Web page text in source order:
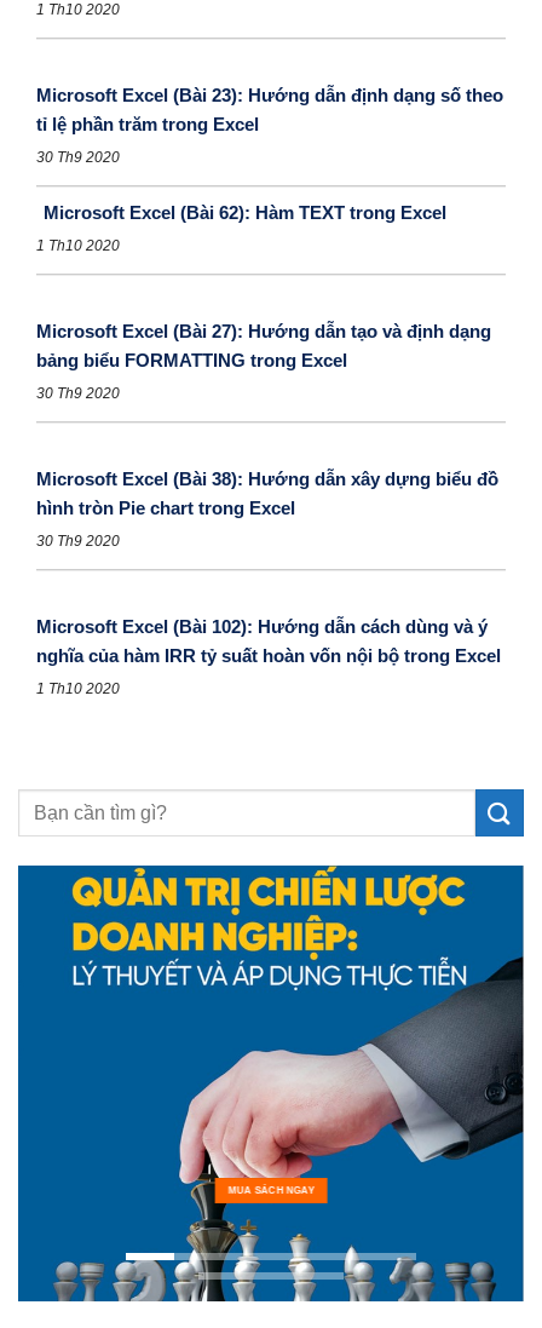
1 Th10 2020
Microsoft Excel (Bài 23): Hướng dẫn định dạng số theo
tỉ lệ phần trăm trong Excel
30 Th9 2020
Microsoft Excel (Bài 62): Hàm TEXT trong Excel
1 Th10 2020
Microsoft Excel (Bài 27): Hướng dẫn tạo và định dạng
bảng biểu FORMATTING trong Excel
30 Th9 2020
Microsoft Excel (Bài 38): Hướng dẫn xây dựng biểu đồ
hình tròn Pie chart trong Excel
30 Th9 2020
Microsoft Excel (Bài 102): Hướng dẫn cách dùng và ý
nghĩa của hàm IRR tỷ suất hoàn vốn nội bộ trong Excel
1 Th10 2020
MUA SÁCH NGAY